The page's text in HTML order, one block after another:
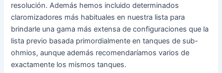
resolución. Además hemos incluido determinados
claromizadores más habituales en nuestra lista para
brindarle una gama más extensa de configuraciones que la
lista previo basada primordialmente en tanques de sub-
ohmios, aunque además recomendaríamos varios de
exactamente los mismos tanques.